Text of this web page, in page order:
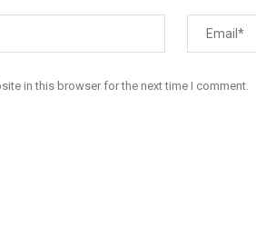
in this browser for the next time I comment.